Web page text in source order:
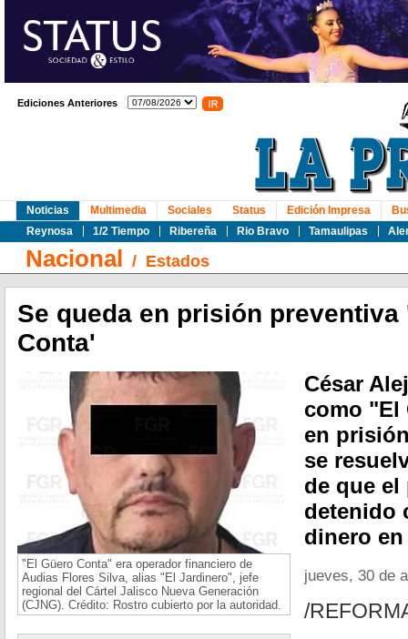
Ediciones Anteriores
Noticias
Reynosa
1/2 Tiempo Ribereña Rio Bravo Tamaulipas
Multimedia Sociales Status Edición Impresa
Nacional / Estados
Se queda en prisión preventiva
Conta'
"El Güero Conta" era operador financiero de
Audias Flores Silva, alias "El Jardinero", jefe
regional del Cártel Jalisco Nueva Generación
(CJNG). Crédito: Rostro cubierto por la autoridad.
César
como "El
en
se
de que el
detenido
dinero
jueves, 30 de
/